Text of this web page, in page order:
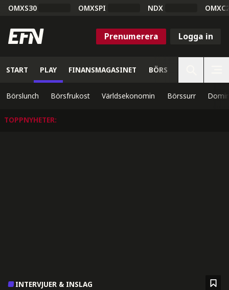
OMXS30 OMXSPI NDX
Prenumerera Logga in
START PLAY FINANSMAGASINET BÖRS
Börslunch Börsfrukost Världsekonomin Börssurr
TOPPNYHETER:
INTERVJUER & INSLAG